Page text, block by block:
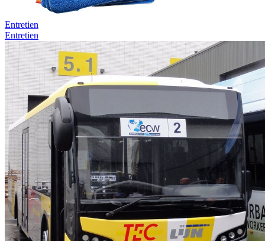
Entretien
Entretien